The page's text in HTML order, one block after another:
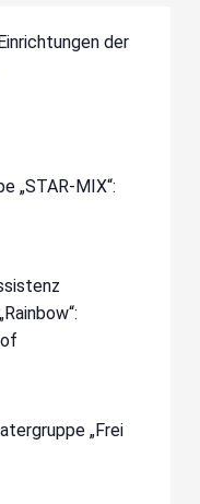
der
„STAR-MIX“:
„Frei